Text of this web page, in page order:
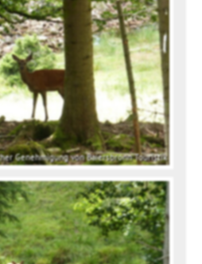
Genehmigung von Baiersbronn Touristik